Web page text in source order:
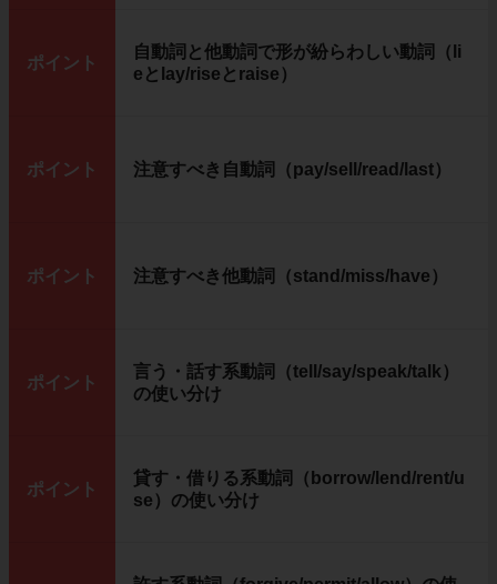
ポイント
自動詞と他動詞で形が紛らわしい動詞（li
eとlay/riseとraise）
ポイント 注意すべき自動詞（pay/sell/read/last）
ポイント 注意すべき他動詞（stand/miss/have）
ポイント
言う・話す系動詞（tell/say/speak/talk）
の使い分け
ポイント
貸す・借りる系動詞（borrow/lend/rent/u
se）の使い分け